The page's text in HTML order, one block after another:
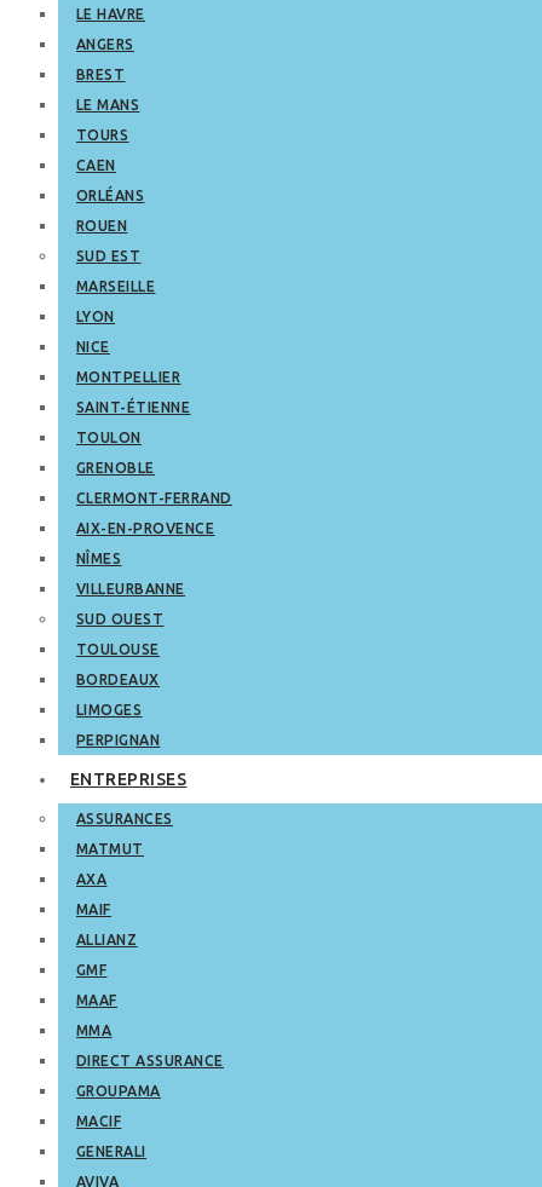
LE HAVRE
ANGERS
BREST
LE MANS
TOURS
CAEN
ORLÉANS
ROUEN
SUD EST
MARSEILLE
LYON
NICE
MONTPELLIER
SAINT-ÉTIENNE
TOULON
GRENOBLE
CLERMONT-FERRAND
AIX-EN-PROVENCE
NÎMES
VILLEURBANNE
SUD OUEST
TOULOUSE
BORDEAUX
LIMOGES
PERPIGNAN
ENTREPRISES
ASSURANCES
MATMUT
AXA
MAIF
ALLIANZ
GMF
MAAF
MMA
DIRECT ASSURANCE
GROUPAMA
MACIF
GENERALI
AVIVA